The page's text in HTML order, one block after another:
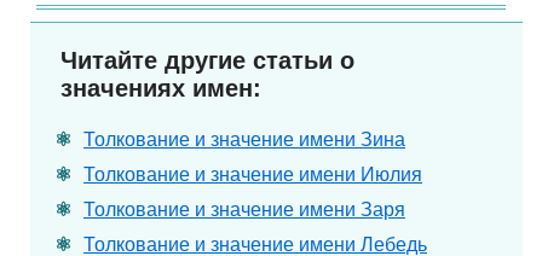
Читайте другие статьи о
значениях имен:
Толкование и значение имени Зина
Толкование и значение имени Июлия
Толкование и значение имени Заря
Толкование и значение имени Лебедь